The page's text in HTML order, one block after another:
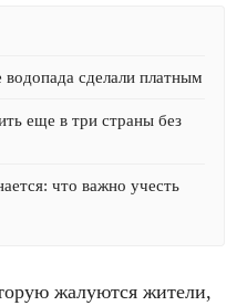
сделали платным
еще в три страны без
что важно учесть
жалуются жители,